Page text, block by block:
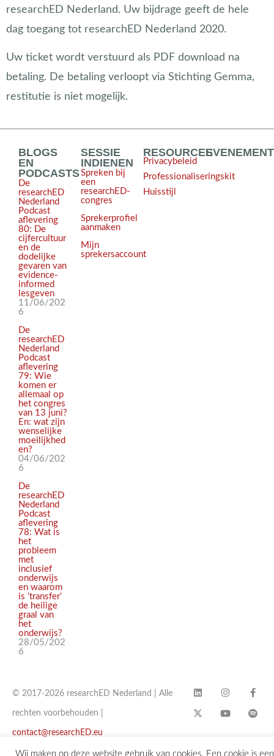
researchED Nederland. Uw bijdrage geeft de hele
dag toegang tot researchED Nederland 2020.
Uw ticket wordt verstuurd als PDF download na
betaling. De betaling verloopt via Stichting Gemma,
restitutie is niet mogelijk.
BLOGS
EN
PODCASTS
De
researchED
Nederland
Podcast
aflevering
80: De
cijfercultuur
en de
dodelijke
gevaren van
evidence-
informed
lesgeven
11/06/202
6
De
researchED
Nederland
Podcast
aflevering
79: Wie
komen er
allemaal op
het congres
van 13 juni?
En: wat zijn
wenselijke
moeilijkhed
en?
04/06/202
6
De
researchED
Nederland
Podcast
aflevering
78: Wat is
het
probleem
met
inclusief
onderwijs
en waarom
is ‘transfer’
de heilige
graal van
het
onderwijs?
28/05/202
6
SESSIE
INDIENEN
Spreken bij
een
researchED-
congres
Sprekerprofiel
aanmaken
Mijn
sprekersaccount
RESOURCES
Privacybeleid
Professionaliseringskit
Huisstijl
© 2017-2026 researchED Nederland | Alle
rechten voorbehouden |
contact@researchED.eu
Wij maken op deze website gebruik van cookies. Een cookie is een